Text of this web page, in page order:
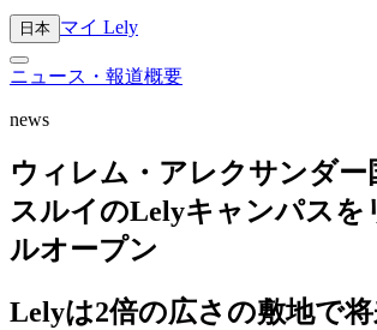
日本 マイ Lely
ニュース・報道概要
news
ウィレム・アレクサンダー
スルイのLelyキャンパスを
ルオープン
Lelyは2倍の広さの敷地で将